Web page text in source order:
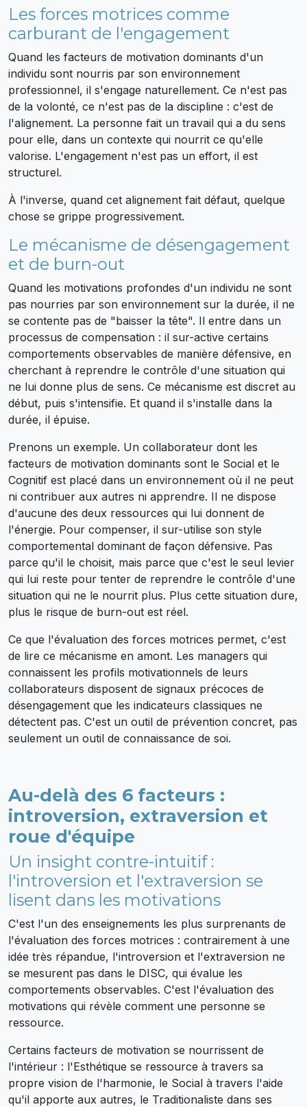
Les forces motrices comme
carburant de l'engagement
Quand les facteurs de motivation dominants d'un
individu sont nourris par son environnement
professionnel, il s'engage naturellement. Ce n'est pas
de la volonté, ce n'est pas de la discipline : c'est de
l'alignement. La personne fait un travail qui a du sens
pour elle, dans un contexte qui nourrit ce qu'elle
valorise. L'engagement n'est pas un effort, il est
structurel.
À l'inverse, quand cet alignement fait défaut, quelque
chose se grippe progressivement.
Le mécanisme de désengagement
et de burn-out
Quand les motivations profondes d'un individu ne sont
pas nourries par son environnement sur la durée, il ne
se contente pas de "baisser la tête". Il entre dans un
processus de compensation : il sur-active certains
comportements observables de manière défensive, en
cherchant à reprendre le contrôle d'une situation qui
ne lui donne plus de sens. Ce mécanisme est discret au
début, puis s'intensifie. Et quand il s'installe dans la
durée, il épuise.
Prenons un exemple. Un collaborateur dont les
facteurs de motivation dominants sont le Social et le
Cognitif est placé dans un environnement où il ne peut
ni contribuer aux autres ni apprendre. Il ne dispose
d'aucune des deux ressources qui lui donnent de
l'énergie. Pour compenser, il sur-utilise son style
comportemental dominant de façon défensive. Pas
parce qu'il le choisit, mais parce que c'est le seul levier
qui lui reste pour tenter de reprendre le contrôle d'une
situation qui ne le nourrit plus. Plus cette situation dure,
plus le risque de burn-out est réel.
Ce que l'évaluation des forces motrices permet, c'est
de lire ce mécanisme en amont. Les managers qui
connaissent les profils motivationnels de leurs
collaborateurs disposent de signaux précoces de
désengagement que les indicateurs classiques ne
détectent pas. C'est un outil de prévention concret, pas
seulement un outil de connaissance de soi.
Au-delà des 6 facteurs :
introversion, extraversion et
roue d'équipe
Un insight contre-intuitif :
l'introversion et l'extraversion se
lisent dans les motivations
C'est l'un des enseignements les plus surprenants de
l'évaluation des forces motrices : contrairement à une
idée très répandue, l'introversion et l'extraversion ne
se mesurent pas dans le DISC, qui évalue les
comportements observables. C'est l'évaluation des
motivations qui révèle comment une personne se
ressource.
Certains facteurs de motivation se nourrissent de
l'intérieur : l'Esthétique se ressource à travers sa
propre vision de l'harmonie, le Social à travers l'aide
qu'il apporte aux autres, le Traditionaliste dans ses